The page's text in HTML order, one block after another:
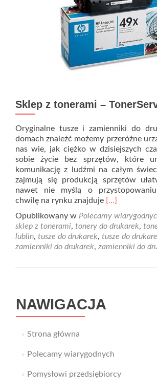
Sklep z tonerami –
Oryginalne tusze i zamienniki do
domach znaleźć możemy przeróżne
nas wie, jak ciężko w dzisiejszych
sobie życie bez sprzętów, które
komunikację z ludźmi na całym
zajmują się produkcją sprzętów
nawet nie myślą o
chwilę na rynku znajduje Read
about
Sklep
z
tonerami
[…]
Opublikowany w Polecamy
sklep z tonerami, tonery do drukarek,
lublin, tusze do drukarek, tusze do
zamienniki do drukarek, zamienniki do
NAWIGACJA
Strona główna
Polecamy wiarygodnych
Pomysłowi przedsiębiorcy